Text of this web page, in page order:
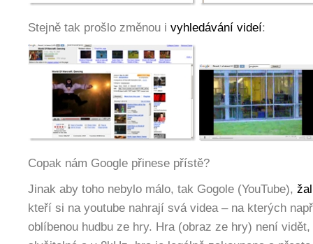
Stejně tak prošlo změnou i vyhledávání videí:
Copak nám Google přinese přístě?
Jinak aby toho nebylo málo, tak Gogole (YouTube),
kteří si na youtube nahrají svá videa – na kterých
oblíbenou hudbu ze hry. Hra (obraz ze hry) není